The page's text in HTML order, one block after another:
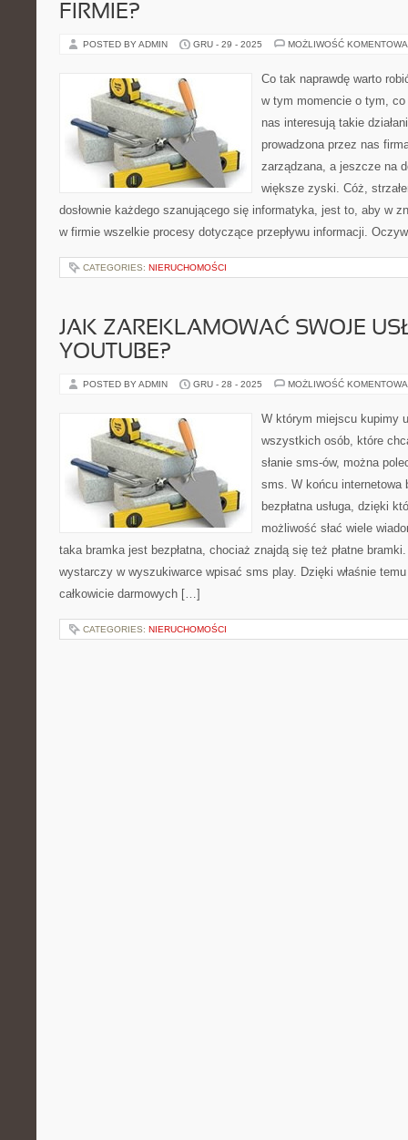
FIRMIE?
POSTED BY ADMIN GRU - 29 - 2025 MOŻLIWOŚĆ
Co tak naprawdę warto
w tym momencie o tym,
nas interesują takie
prowadzona przez nas
zarządzana, a jeszcze na
większe zyski. Cóż,
dosłownie każdego szanującego się informatyka, jest to, aby w
w firmie wszelkie procesy dotyczące przepływu informacji.
CATEGORIES: NIERUCHOMOŚCI
JAK ZAREKLAMOWAĆ SWOJE
YOUTUBE?
POSTED BY ADMIN GRU - 28 - 2025 MOŻLIWOŚĆ
W którym miejscu kupimy
wszystkich osób, które
słanie sms-ów, można
sms. W końcu internetowa
bezpłatna usługa, dzięki
możliwość słać wiele
taka bramka jest bezpłatna, chociaż znajdą się też płatne
wystarczy w wyszukiwarce wpisać sms play. Dzięki właśnie
całkowicie darmowych […]
CATEGORIES: NIERUCHOMOŚCI